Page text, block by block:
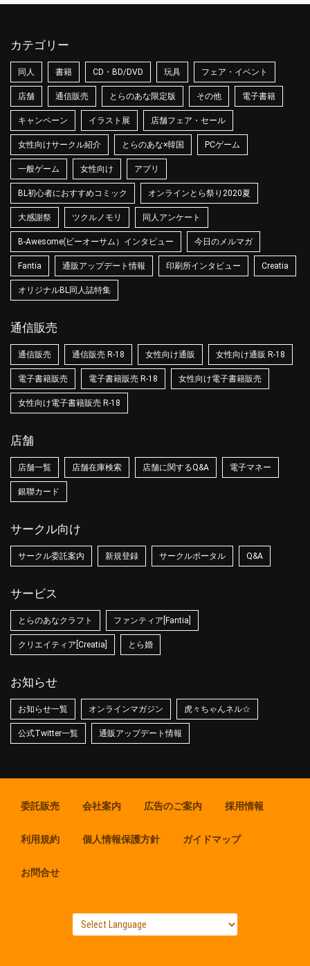
カテゴリー
同人 書籍 CD・BD/DVD 玩具 フェア・イベント
店舗 通信販売 とらのあな限定版 その他 電子書籍
キャンペーン イラスト展 店舗フェア・セール
女性向けサークル紹介 とらのあな×韓国 PCゲーム
一般ゲーム 女性向け アプリ
BL初心者におすすめコミック オンラインとら祭り2020夏
大感謝祭 ツクルノモリ 同人アンケート
B-Awesome(ビーオーサム）インタビュー 今日のメルマガ
Fantia 通販アップデート情報 印刷所インタビュー Creatia
オリジナルBL同人誌特集
通信販売
通信販売 通信販売 R-18 女性向け通販 女性向け通販 R-18
電子書籍販売 電子書籍販売 R-18 女性向け電子書籍販売
女性向け電子書籍販売 R-18
店舗
店舗一覧 店舗在庫検索 店舗に関するQ&A 電子マネー
銀聯カード
サークル向け
サークル委託案内 新規登録 サークルポータル Q&A
サービス
とらのあなクラフト ファンティア[Fantia]
クリエイティア[Creatia] とら婚
お知らせ
お知らせ一覧 オンラインマガジン 虎々ちゃんネル☆
公式Twitter一覧 通販アップデート情報
委託販売 会社案内 広告のご案内 採用情報
利用規約 個人情報保護方針 ガイドマップ
お問合せ